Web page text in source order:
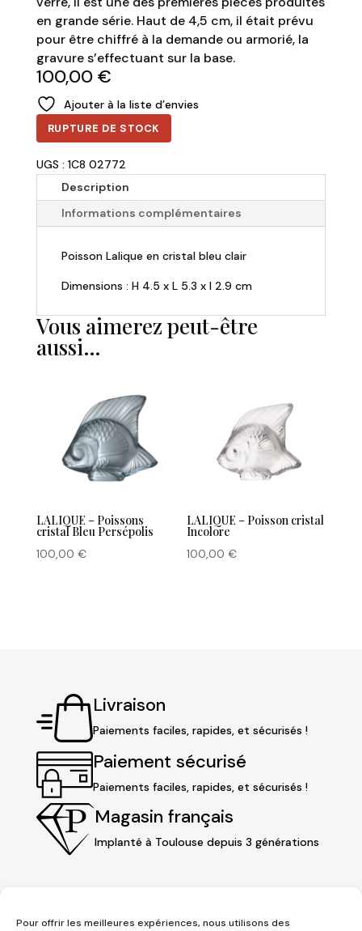
Pour offrir les meilleures expériences, nous utilisons des
en grande série. Haut de 4,5 cm, il était prévu
pour être chiffré à la demande ou armorié, la
gravure s’effectuant sur la base.
100,00 €
Ajouter à la liste d’envies
RUPTURE DE STOCK
UGS : 1C8 02772
Description
Informations complémentaires
Poisson Lalique en cristal bleu clair
Dimensions : H 4.5 x L 5.3 x l 2.9 cm
Vous aimerez peut-être
aussi…
LALIQUE – Poissons
cristal Bleu Persépolis
100,00 €
LALIQUE – Poisson cristal
Incolore
100,00€
Livraison
Paiements faciles, rapides, et sécurisés !
Paiement sécurisé
Paiements faciles, rapides, et sécurisés !
Magasin français
Implanté à Toulouse depuis 3 générations